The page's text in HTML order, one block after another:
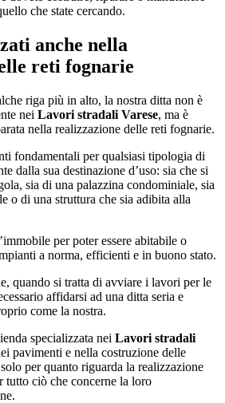
che state cercando.
anche nella
reti fognarie
riga più in alto, la nostra ditta non è
nei Lavori stradali Varese, ma è
nella realizzazione delle reti fognarie.
fondamentali per qualsiasi tipologia di
dalla sua destinazione d’uso: sia che si
sia di una palazzina condominiale, sia
o di una struttura che sia adibita alla
per poter essere abitabile o
a norma, efficienti e in buono stato.
quando si tratta di avviare i lavori per le
affidarsi ad una ditta seria e
come la nostra.
specializzata nei Lavori stradali
pavimenti e nella costruzione delle
per quanto riguarda la realizzazione
tutto ciò che concerne la loro